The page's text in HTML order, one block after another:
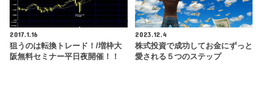
2017.1.16
狙うのは転換トレード！/増枠大
阪無料セミナー平日夜開催！！
2023.12.4
株式投資で成功してお金にずっと
愛される５つのステップ